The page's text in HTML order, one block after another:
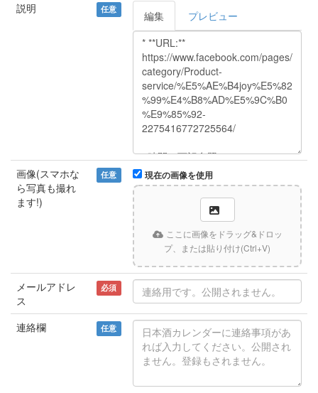
説明 任意 編集 プレビュー
画像(スマホな
ら写真も撮れ
ます!)
任意 現在の画像を使用
ここに画像をドラッグ&ドロッ
プ、または貼り付け(Ctrl+V)
メールアドレ
ス
必須
連絡欄 任意